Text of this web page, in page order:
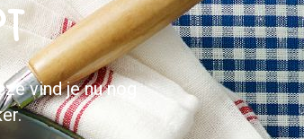
vind je nu nog